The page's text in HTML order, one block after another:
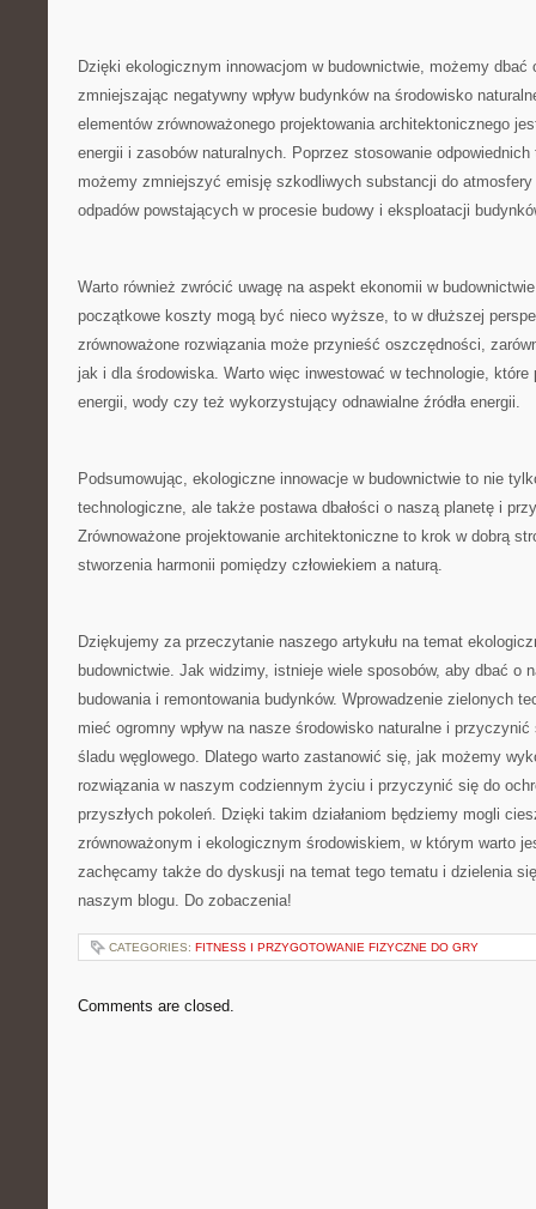
Dzięki ‍ekologicznym innowacjom w budownictwie, możemy dbać
zmniejszając negatywny ⁤wpływ budynków na środowisko
elementów zrównoważonego projektowania architektonicznego
‌energii i zasobów‍ naturalnych. Poprzez stosowanie odpowiednich
⁣możemy zmniejszyć emisję ‌szkodliwych substancji do
odpadów powstających⁣ w procesie budowy i eksploatacji
Warto również zwrócić uwagę na aspekt ekonomii​ w
początkowe koszty mogą⁢ być nieco wyższe, to ​w dłuższej
zrównoważone rozwiązania może przynieść oszczędności,
jak i dla środowiska. Warto więc inwestować w technologie,
energii, wody czy też‍ wykorzystujący odnawialne źródła energii.
Podsumowując, ekologiczne innowacje w budownictwie to nie
technologiczne, ale ‍także postawa dbałości ⁣o ‌naszą ‌planetę i
‍Zrównoważone projektowanie architektoniczne ⁤to krok​ w‌ dobrą
stworzenia harmonii pomiędzy człowiekiem⁣ a naturą.
Dziękujemy za przeczytanie ‍naszego artykułu na ‍temat
budownictwie. ‍Jak ⁣widzimy, istnieje wiele sposobów, aby ‍dbać o
budowania ⁤i remontowania budynków. Wprowadzenie zielonych​
mieć ogromny wpływ na‌ nasze‍ środowisko naturalne i
śladu węglowego. Dlatego ‌warto ⁤zastanowić⁣ się, jak⁣ możemy
rozwiązania w ⁣naszym codziennym życiu i przyczynić się do
przyszłych‍ pokoleń. Dzięki ⁢takim działaniom będziemy⁤ mogli
zrównoważonym i ekologicznym środowiskiem, w którym⁤ warto
zachęcamy także ⁢do ​dyskusji na ‍temat ⁤tego ⁢tematu i ⁢dzielenia
naszym ⁢blogu. Do zobaczenia!
CATEGORIES: FITNESS I PRZYGOTOWANIE FIZYCZNE DO GRY
Comments are closed.